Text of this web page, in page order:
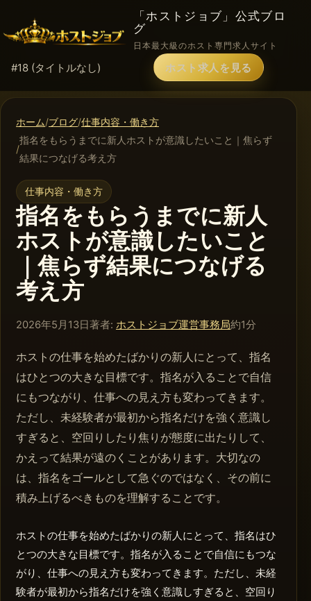
「ホストジョブ」公式ブロ
グ
日本最大級のホスト専門求人サイト
#18 (タイトルなし) ホスト求人を見る
ホーム ブログ 仕事内容・働き方
指名をもらうまでに新人ホストが意識したいこと｜焦らず
結果につなげる考え方
仕事内容・働き方
指名をもらうまでに新人
ホストが意識したいこと
｜焦らず結果につなげる
考え方
2026年5月13日著者: ホストジョブ運営事務局約1分
ホストの仕事を始めたばかりの新人にとって、指名
はひとつの大きな目標です。指名が入ることで自信
にもつながり、仕事への見え方も変わってきます。
ただし、未経験者が最初から指名だけを強く意識し
すぎると、空回りしたり焦りが態度に出たりして、
かえって結果が遠のくことがあります。大切なの
は、指名をゴールとして急ぐのではなく、その前に
積み上げるべきものを理解することです。
ホストの仕事を始めたばかりの新人にとって、指名はひ
とつの大きな目標です。指名が入ることで自信にもつな
がり、仕事への見え方も変わってきます。ただし、未経
験者が最初から指名だけを強く意識しすぎると、空回り